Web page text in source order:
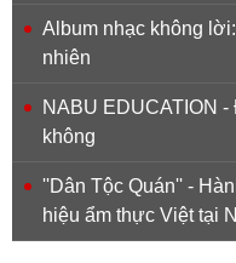
Album nhạc không
nhiên
NABU EDUCATION
không
''Dân Tộc Quán'' -
hiệu ẩm thực Việt tại